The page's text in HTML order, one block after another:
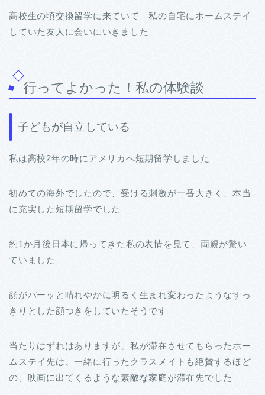
高校生の頃交換留学に来ていて 私の自宅にホームステイ
していた友人に会いにいきました
行ってよかった！私の体験談
子どもが自立している
私は高校2年の時にアメリカへ短期留学しました
初めての海外でしたので、受ける刺激が一番大きく、本当
に充実した短期留学でした
約1か月後日本に帰ってきた私の表情を見て、両親が驚い
ていました
顔がパーッと晴れやかに明るく生まれ変わったようなすっ
きりとした顔つきをしていたそうです
当たりはずれはありますが、私が滞在させてもらったホー
ムステイ先は、一緒に行ったクラスメイトも絶賛するほど
の、映画に出てくるような素敵な家庭が滞在先でした